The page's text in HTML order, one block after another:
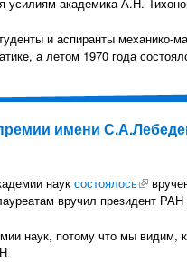
и аспиранты механико-
а летом 1970 года
имени
наук состоялось
вручил президент РАН
наук, потому что мы видим,